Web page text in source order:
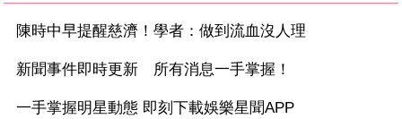
陳時中早提醒慈濟！學者：做到流血沒人理
新聞事件即時更新 所有消息一手掌握！
一手掌握明星動態 即刻下載娛樂星聞APP